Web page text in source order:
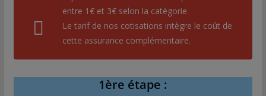
entre 1€ et 3€ selon la catégorie.
Le tarif de nos cotisations intègre le coût de
cette assurance complémentaire.
1ère étape :